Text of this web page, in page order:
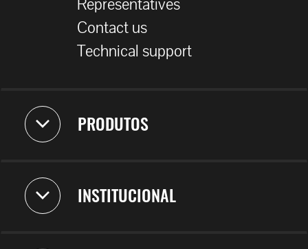
Representatives
Contact us
Technical support
PRODUTOS
INSTITUCIONAL